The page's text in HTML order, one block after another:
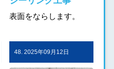
表面をならします。
48. 2025年09月12日